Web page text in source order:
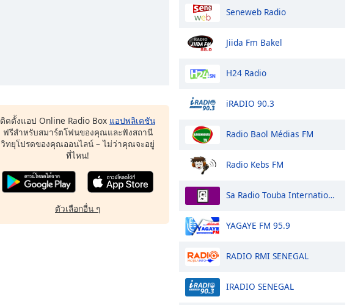
ติดตั้งแอป Online Radio Box แอปพลิเคชัน
ฟรีสำหรับสมาร์ตโฟนของคุณและฟังสถานี
วิทยุโปรดของคุณออนไลน์ – ไม่ว่าคุณจะอยู่
ที่ไหน!
ตัวเลือกอื่น ๆ
Seneweb Radio
Jiida Fm Bakel
H24 Radio
iRADIO 90.3
Radio Baol Médias FM
Radio Kebs FM
Sa Radio Touba Internationale
YAGAYE FM 95.9
RADIO RMI SENEGAL
IRADIO SENEGAL